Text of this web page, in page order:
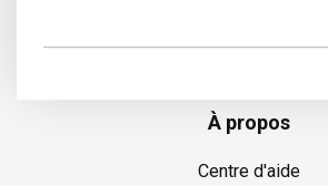
À propos
Centre d'aide